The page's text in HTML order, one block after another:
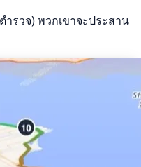
รวจ) พวกเขาจะประสาน